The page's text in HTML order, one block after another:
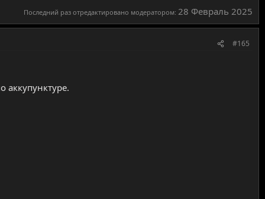
Последний раз отредактировано модератором: 28 Февраль 2025
#165
аккупунктуре.